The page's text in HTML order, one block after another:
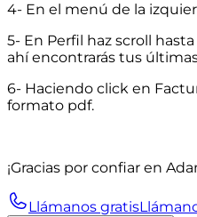
4- En el menú de la
5- En Perfil haz scroll
ahí encontrarás tus
6- Haciendo click en
formato pdf.
¡Gracias por confiar en
Llámanos gratis